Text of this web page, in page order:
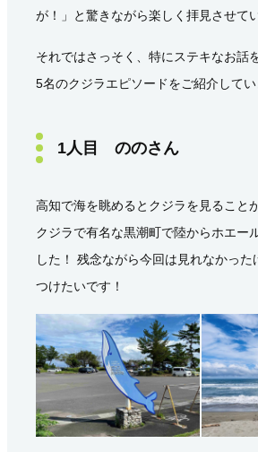
が！」と驚きながら楽しく拝見させて
それではさっそく、特にステキなお話
5名のクジラエピソードをご紹介してい
1人目 ののさん
高知で海を眺めるとクジラを見ること
クジラで有名な黒潮町で陸からホエー
した！ 残念ながら今回は見れなかった
つけたいです！